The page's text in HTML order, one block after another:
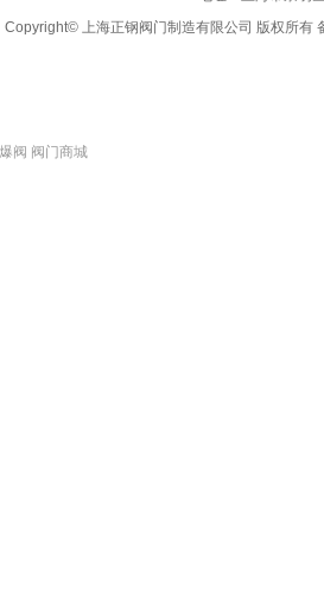
Copyright© 上海正钢阀门制造有限公司 版权所有
阀 阀门商城